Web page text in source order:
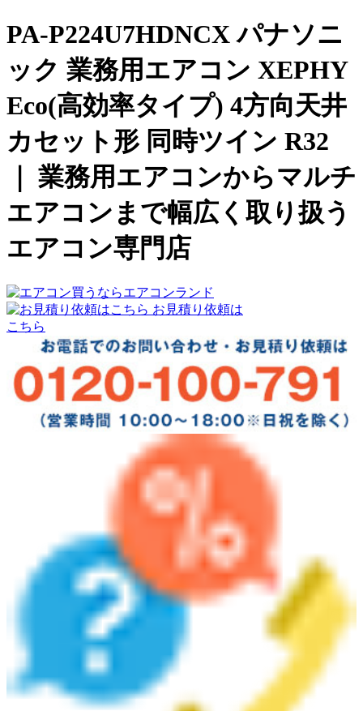
PA-P224U7HDNCX パナソニ
ック 業務用エアコン XEPHY
Eco(高効率タイプ) 4方向天井
カセット形 同時ツイン R32
｜ 業務用エアコンからマルチ
エアコンまで幅広く取り扱う
エアコン専門店
お見積り依頼は
こちら